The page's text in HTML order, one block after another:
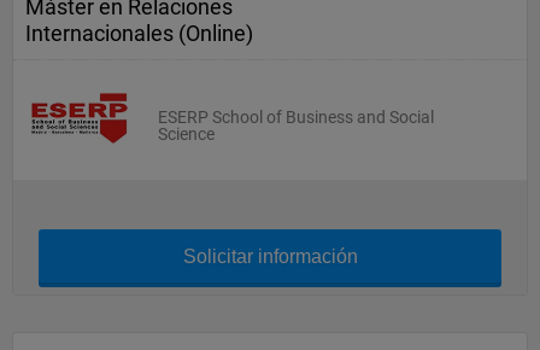
Máster en Relaciones
Internacionales (Online)
ESERP School of Business and Social
Science
Solicitar información